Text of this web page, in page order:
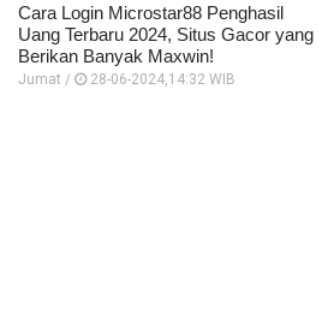
Cara Login Microstar88 Penghasil
Uang Terbaru 2024, Situs Gacor yang
Berikan Banyak Maxwin!
Jumat / 28-06-2024,14:32 WIB